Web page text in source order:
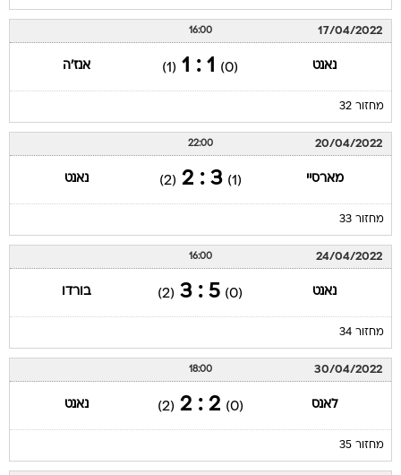
17/04/2022
16:00
נאנט (0)
1 : 1
(1) אנז'ה
מחזור 32
20/04/2022
22:00
מארסיי (1)
3 : 2
(2) נאנט
מחזור 33
24/04/2022
16:00
נאנט (0)
5 : 3
(2) בורדו
מחזור 34
30/04/2022
18:00
לאנס (0)
2 : 2
(2) נאנט
מחזור 35